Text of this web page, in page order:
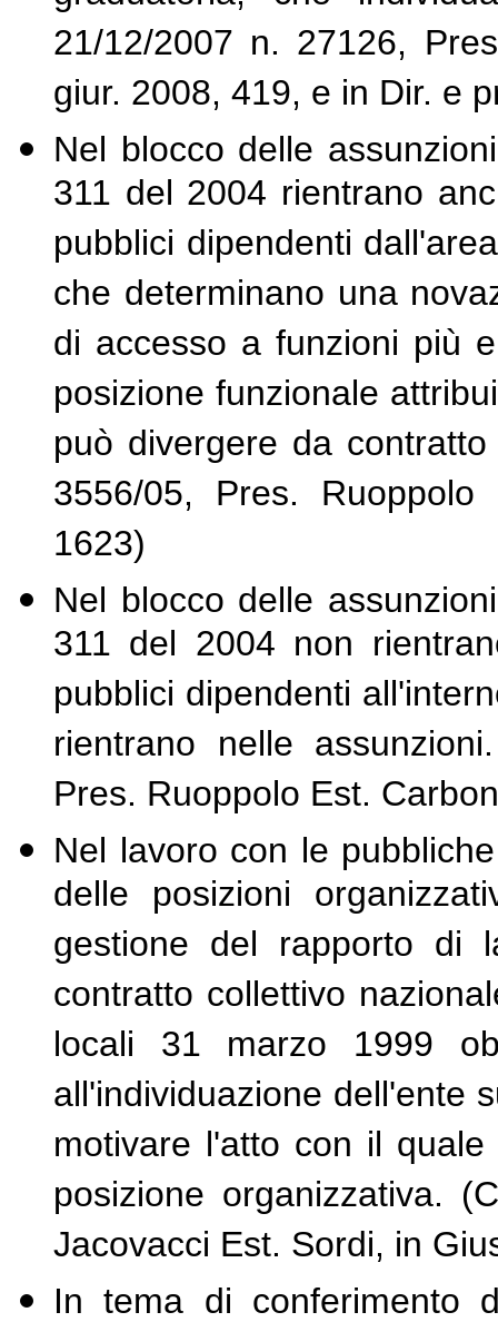
21/12/2007 n. 27126,
giur. 2008, 419, e in Dir. e
Nel blocco delle
311 del 2004 rientrano
pubblici dipendenti
che determinano una
di accesso a funzioni più
posizione funzionale
può divergere da
3556/05, Pres.
1623)
Nel blocco delle
311 del 2004 non
pubblici dipendenti
rientrano nelle
Pres. Ruoppolo Est.
Nel lavoro con le
delle posizioni
gestione del rapporto di
contratto collettivo
locali 31 marzo 1999
all'individuazione dell'ente
motivare l'atto con il
posizione organizzativa.
Jacovacci Est. Sordi, in
In tema di conferimento